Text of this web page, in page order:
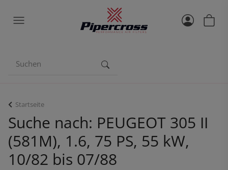
Startseite
Suche nach: PEUGEOT 305 II
(581M), 1.6, 75 PS, 55 kW,
10/82 bis 07/88